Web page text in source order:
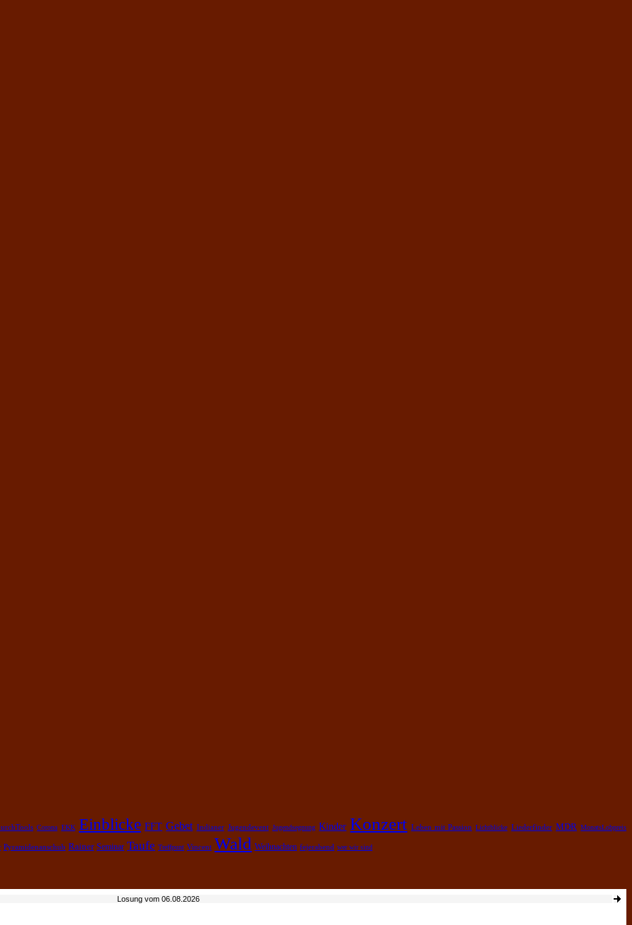
Corona EKK Einblicke FFT Gebet Indianer Jugendevent Jugendsegnung Kinder Konzert Leben mit Passion Lichtblicke Liederfinder MDR MonatsLobpreis
Pyramidenanschub Rainer Seminar Taufe Treffpunt Vincent Wald Weihnachten fejerabend wer wir sind